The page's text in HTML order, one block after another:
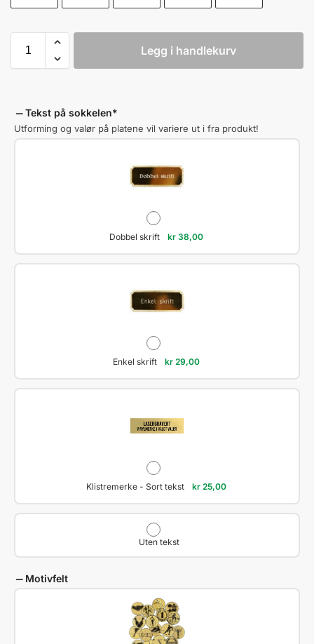
Legg i handlekurv
Tekst på sokkelen*
Utforming og valør på platene vil variere ut i fra produkt!
Dobbel skrift kr38,00
Enkel skrift kr29,00
Klistremerke - Sort tekst kr25,00
Uten tekst
Motivfelt